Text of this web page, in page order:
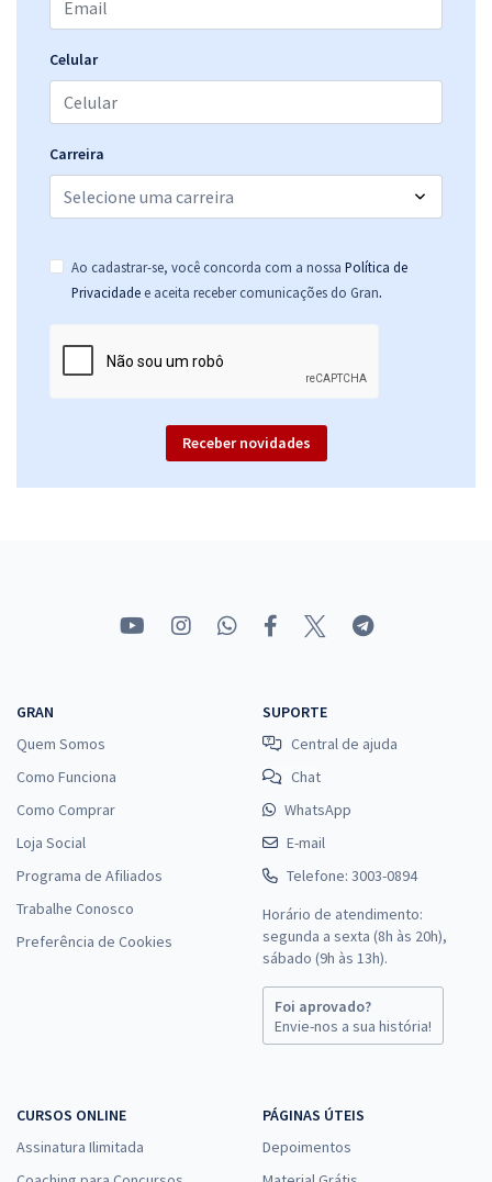
Celular
Carreira
Ao cadastrar-se, você concorda com a nossa Política de
Privacidade e aceita receber comunicações do Gran.
Receber novidades
GRAN
Quem Somos
Como Funciona
Como Comprar
Loja Social
Programa de Afiliados
Trabalhe Conosco
Preferência de Cookies
SUPORTE
Central de ajuda
Chat
WhatsApp
E-mail
Telefone: 3003-0894
Horário de atendimento:
segunda a sexta (8h às 20h),
sábado (9h às 13h).
Foi aprovado?
Envie-nos a sua história!
CURSOS ONLINE
Assinatura Ilimitada
PÁGINAS ÚTEIS
Depoimentos